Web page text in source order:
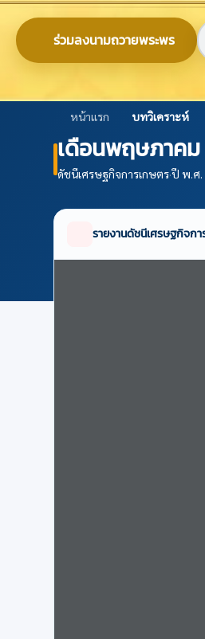
ร่วมลงนามถวายพระพร
0-2579-8161
ศูนย์ข้อมูลเก
National
หน้าแรก บทวิเคราะห์
เดือนพฤษภาคม
ดัชนีเศรษฐกิจการเกษตร·ปี พ.ศ.
รายงานดัชนีเศรษฐกิจกา